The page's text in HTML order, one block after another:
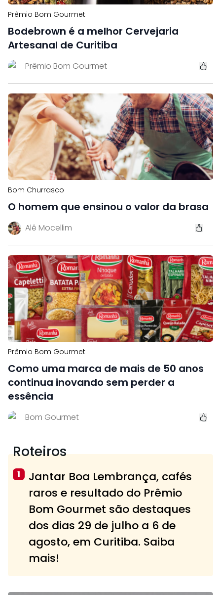
Prêmio Bom Gourmet
Bodebrown é a melhor Cervejaria
Artesanal de Curitiba
Prêmio Bom Gourmet
Bom Churrasco
O homem que ensinou o valor da brasa
Alê Mocellim
Prêmio Bom Gourmet
Como uma marca de mais de 50 anos
continua inovando sem perder a
essência
Bom Gourmet
Roteiros
1
Jantar Boa Lembrança, cafés
raros e resultado do Prêmio
Bom Gourmet são destaques
dos dias 29 de julho a 6 de
agosto, em Curitiba. Saiba
mais!